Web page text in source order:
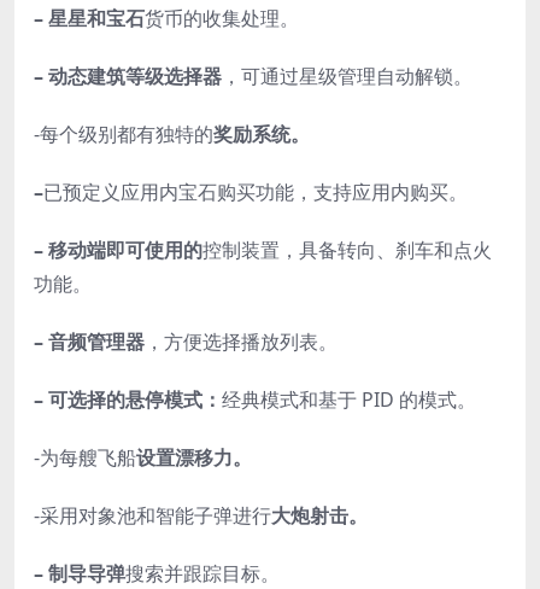
– 星星和宝石货币的收集处理。
– 动态建筑等级选择器 ，可通过星级管理自动解锁。
-每个级别都有独特的奖励系统。
–已预定义应用内宝石购买功能，支持应用内购买。
– 移动端即可使用的控制装置，具备转向、刹车和点火
功能。
– 音频管理器 ，方便选择播放列表。
– 可选择的悬停模式： 经典模式和基于 PID 的模式。
-为每艘飞船设置漂移力。
-采用对象池和智能子弹进行大炮射击。
– 制导导弹搜索并跟踪目标。